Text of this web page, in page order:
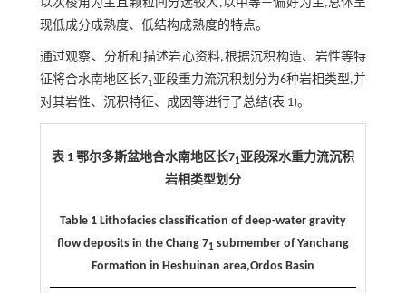
以次棱角为主且颗粒间分选较大,以中等—偏好为主,总体呈
现低成分成熟度、低结构成熟度的特点。
通过观察、分析和描述岩心资料,根据沉积构造、岩性等特
征将合水南地区长71亚段重力流沉积划分为6种岩相类型,并
对其岩性、沉积特征、成因等进行了总结(表 1)。
表 1 鄂尔多斯盆地合水南地区长71亚段深水重力流沉积
岩相类型划分
Table 1 Lithofacies classification of deep-water gravity
flow deposits in the Chang 71 submember of Yanchang
Formation in Heshuinan area,Ordos Basin